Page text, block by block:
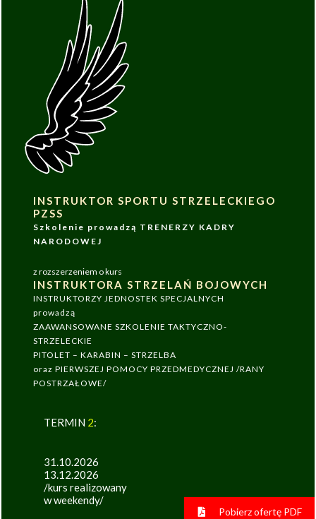
INSTRUKTOR SPORTU STRZELECKIEGO
PZSS
Szkolenie prowadzą TRENERZY KADRY
NARODOWEJ
z rozszerzeniem o kurs
INSTRUKTORA STRZELAŃ BOJOWYCH
INSTRUKTORZY JEDNOSTEK SPECJALNYCH
prowadzą
ZAAWANSOWANE SZKOLENIE TAKTYCZNO-
STRZELECKIE
PITOLET – KARABIN – STRZELBA
oraz PIERWSZEJ POMOCY PRZEDMEDYCZNEJ /RANY
POSTRZAŁOWE/
TERMIN 2:
31.10.2026
13.12.2026
/kurs realizowany
w weekendy/
Pobierz ofertę PDF